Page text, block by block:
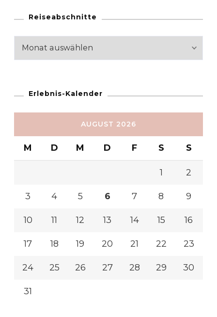
Reiseabschnitte
Reiseabschnitte
Erlebnis-Kalender
AUGUST 2026
M D M D F S S
1 2
3 4 5 6 7 8 9
10 11 12 13 14 15 16
17 18 19 20 21 22 23
24 25 26 27 28 29 30
31